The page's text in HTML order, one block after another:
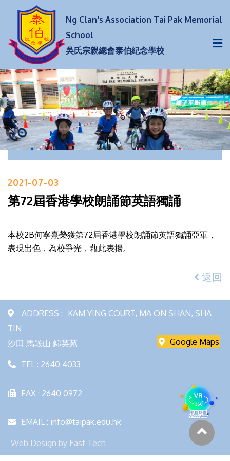
Ng Clan's Association Tai Pak Memorial
School
吳氏宗親總會泰伯紀念學校
2021-07-03
第72屆香港學校朗誦節英語獨誦
本校2B何寧熹榮獲第72屆香港學校朗誦節英語獨誦亞軍，
表現出色，為校爭光，藉此表揚。
返回
ADDRESS : KAM YING COURT, MA ON SHAN, SHA
TIN
沙田 馬鞍山 錦英苑
Google Maps
TEL : 2640 4033
FAX : 2640 0972
EMAIL : info@taipak.edu.hk
Web Design by East Tech